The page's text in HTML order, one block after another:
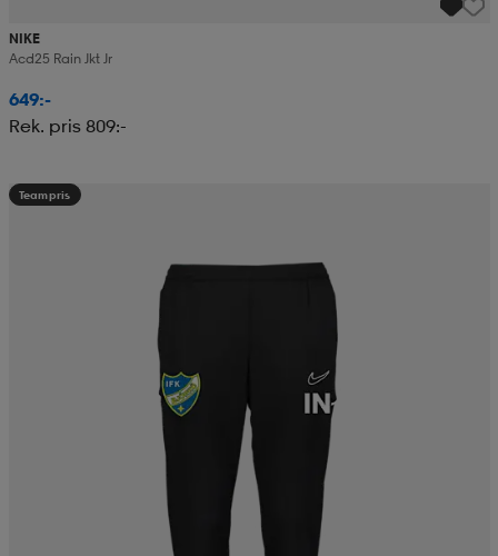
NIKE
Acd25 Rain Jkt Jr
649:-
Rek. pris 809:-
Teampris